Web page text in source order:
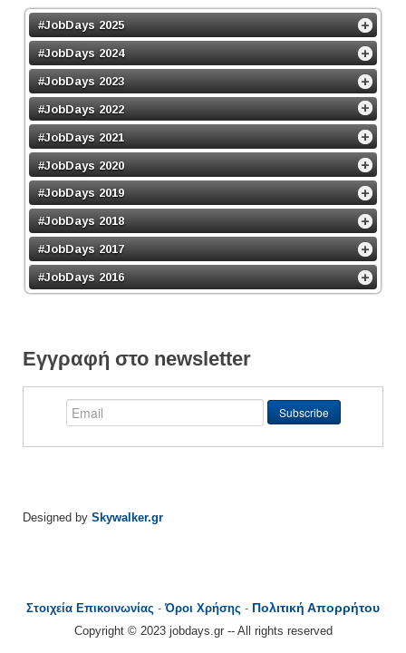
#JobDays 2025
#JobDays 2024
#JobDays 2023
#JobDays 2022
#JobDays 2021
#JobDays 2020
#JobDays 2019
#JobDays 2018
#JobDays 2017
#JobDays 2016
Εγγραφή στο newsletter
Designed by Skywalker.gr
Στοιχεία Επικοινωνίας -Όροι Χρήσης - Πολιτική Απορρήτου
Copyright © 2023 jobdays.gr -- All rights reserved